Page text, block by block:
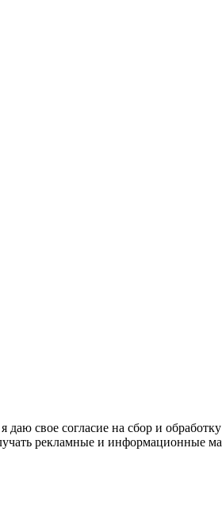
свое согласие на сбор и
рекламные и информационные